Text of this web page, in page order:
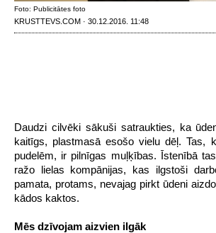
Foto: Publicitātes foto
KRUSTTEVS.COM · 30.12.2016. 11:48
Daudzi cilvēki sākuši satraukties, ka
kaitīgs, plastmasā esošo vielu dēļ. Tas,
pudelēm, ir pilnīgas muļķības. Īstenībā
ražo lielas kompānijas, kas ilgstoši
pamata, protams, nevajag pirkt ūdeni
kādos kaktos.
Mēs dzīvojam aizvien ilgāk